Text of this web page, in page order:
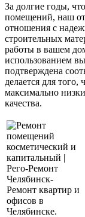
За долгие годы,
помещений, наш
отношения с
строительных
работы в вашем
использованием
подтверждена
делается для
максимально
качества.